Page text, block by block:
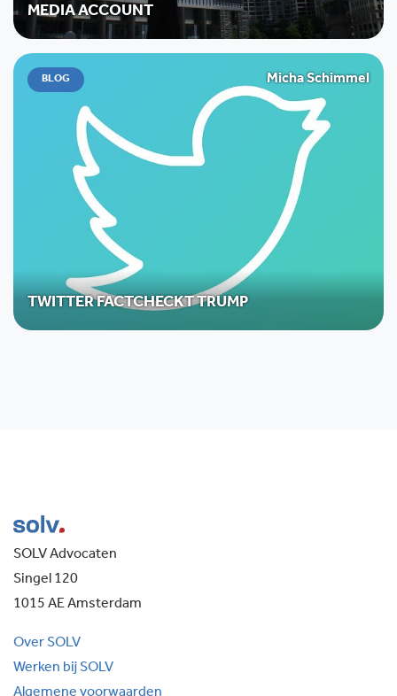
MEDIA ACCOUNT
BLOG Micha Schimmel
TWITTER FACTCHECKT TRUMP
SOLV Advocaten
Singel 120
1015 AE Amsterdam
Over SOLV
Werken bij SOLV